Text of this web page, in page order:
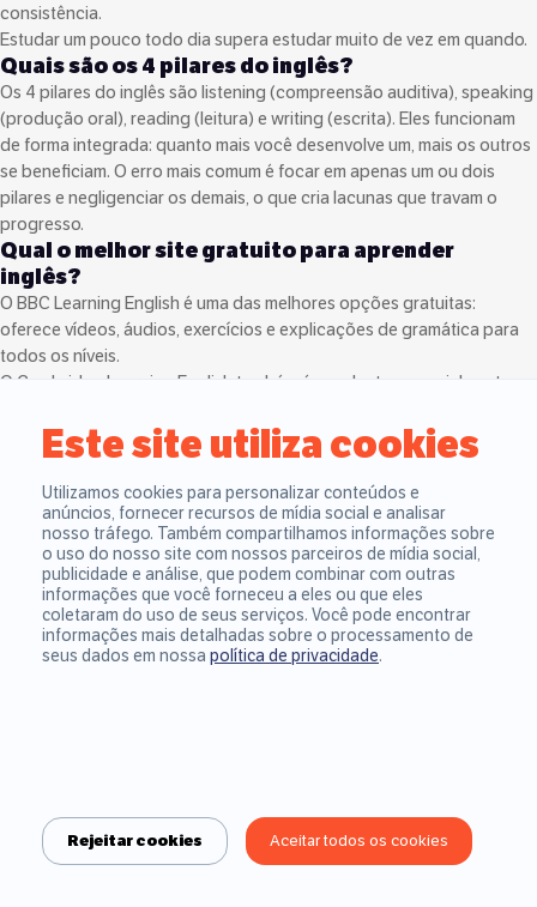
Este site utiliza cookies
Utilizamos cookies para personalizar conteúdos e
anúncios, fornecer recursos de mídia social e analisar
nosso tráfego. Também compartilhamos informações sobre
o uso do nosso site com nossos parceiros de mídia social,
publicidade e análise, que podem combinar com outras
informações que você forneceu a eles ou que eles
coletaram do uso de seus serviços. Você pode encontrar
informações mais detalhadas sobre o processamento de
seus dados em nossa política de privacidade.
Rejeitar cookies Aceitar todos os cookies
consistência.
Estudar um pouco todo dia supera estudar muito de vez em quando.
Quais são os 4 pilares do inglês?
Os 4 pilares do inglês são listening (compreensão auditiva), speaking
(produção oral), reading (leitura) e writing (escrita). Eles funcionam
de forma integrada: quanto mais você desenvolve um, mais os outros
se beneficiam. O erro mais comum é focar em apenas um ou dois
pilares e negligenciar os demais, o que cria lacunas que travam o
progresso.
Qual o melhor site gratuito para aprender
inglês?
O BBC Learning English é uma das melhores opções gratuitas:
oferece vídeos, áudios, exercícios e explicações de gramática para
todos os níveis.
O Cambridge Learning English também é excelente, especialmente
CEFR. Para vocabulário, o Anki (gratuito no computador e Android) é
imbatível.
Nenhum site substitui a prática de conversação, mas como
complemento, esses recursos são de alta qualidade.
Como aprender inglês rápido e de graça?
Aprender inglês rápido exige consistência e foco no que você vai
usar. Defina um objetivo claro (trabalho, viagem, prova, etc.), use
recursos gratuitos de qualidade (BBC Learning English, Duolingo,
YouTube, podcasts, etc.) e estude um pouco todo dia.
A velocidade real vem de prática ativa — falar, escrever e repetir —
treinar compreensão, mas têm limitações. A maioria não desenvolve
conversação real nem oferece correção personalizada.